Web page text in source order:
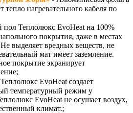
тепло нагревательного кабеля по
пол Теплолюкс EvoHeat на 100%
покрытия, даже в местах
выделяет вредных веществ, не
мат имеет заземление.
покрытие экранирует
EvoHeat создает
температурный режим у
EvoHeat не осушает воздух,
климат.;